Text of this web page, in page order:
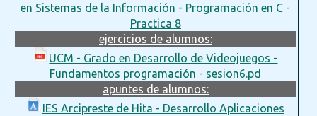
en Sistemas de la Información - Programación en C -
Practica 8
ejercicios de alumnos:
UCM - Grado en Desarrollo de Videojuegos -
Fundamentos programación - sesion6.pd
apuntes de alumnos:
IES Arcipreste de Hita - Desarrollo Aplicaciones